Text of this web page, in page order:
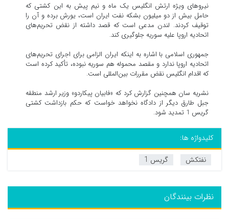
نیروهای ویژه ارتش انگلیس یک ماه و نیم پیش به این كشتی که
حامل بیش از دو میلیون بشکه نفت ایران است، یورش برده و آن را
توقیف کردند. لندن مدعی است که قصد داشته از نقض تحریم‌های
اتحادیه اروپا علیه سوریه جلوگیری کند.
جمهوری اسلامی با اشاره به اینکه ایران الزامی برای اجرای تحریم‌های
اتحادیه اروپا ندارد و مقصد محموله هم سوریه نبوده، تأکید کرده است
که اقدام انگلیس نقض مقررات بین‌المللی است.
نشریه سان همچنین گزارش کرد که «فابیان پیکاردو» وزیر ارشد منطقه
جبل طارق دیگر از دادگاه نخواهد خواست که حکم بازداشت کشتی
گریس 1 تمدید شود.
کلیدواژه ها:
نفتکش
گریس 1
نظرات بینندگان